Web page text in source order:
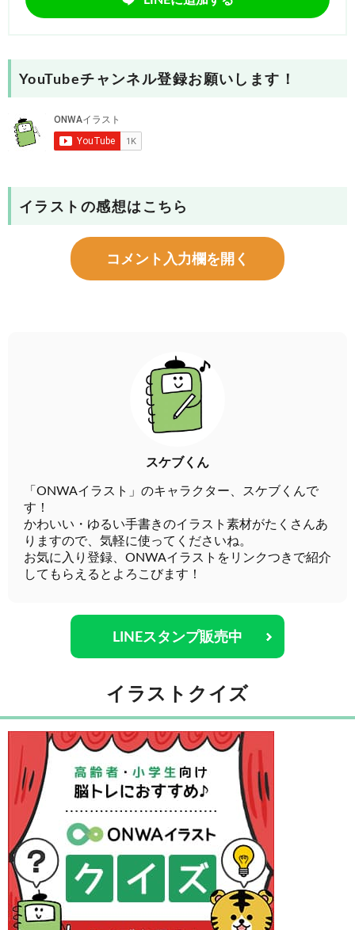
YouTubeチャンネル登録お願いします！
イラストの感想はこちら
コメント入力欄を開く
スケブくん
「ONWAイラスト」のキャラクター、スケブくんで
す！
かわいい・ゆるい手書きのイラスト素材がたくさんあ
りますので、気軽に使ってくださいね。
お気に入り登録、ONWAイラストをリンクつきで紹介
してもらえるとよろこびます！
LINEスタンプ販売中
イラストクイズ